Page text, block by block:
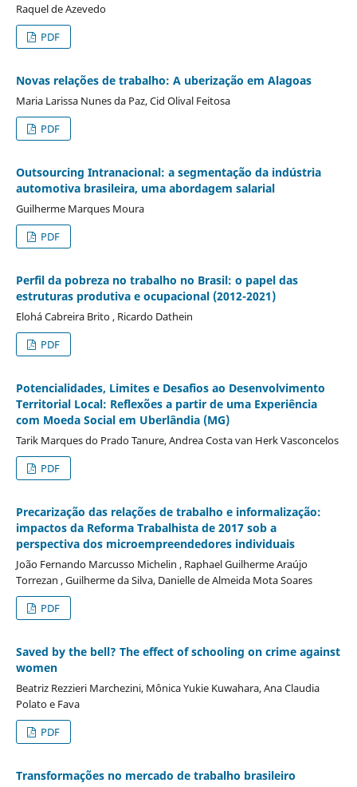
Raquel de Azevedo
PDF
Novas relações de trabalho: A uberização em Alagoas
Maria Larissa Nunes da Paz, Cid Olival Feitosa
PDF
Outsourcing Intranacional: a segmentação da indústria
automotiva brasileira, uma abordagem salarial
Guilherme Marques Moura
PDF
Perfil da pobreza no trabalho no Brasil: o papel das
estruturas produtiva e ocupacional (2012-2021)
Elohá Cabreira Brito , Ricardo Dathein
PDF
Potencialidades, Limites e Desafios ao Desenvolvimento
Territorial Local: Reflexões a partir de uma Experiência
com Moeda Social em Uberlândia (MG)
Tarik Marques do Prado Tanure, Andrea Costa van Herk Vasconcelos
PDF
Precarização das relações de trabalho e informalização:
impactos da Reforma Trabalhista de 2017 sob a
perspectiva dos microempreendedores individuais
João Fernando Marcusso Michelin , Raphael Guilherme Araújo
Torrezan , Guilherme da Silva, Danielle de Almeida Mota Soares
PDF
Saved by the bell? The effect of schooling on crime against
women
Beatriz Rezzieri Marchezini, Mônica Yukie Kuwahara, Ana Claudia
Polato e Fava
PDF
Transformações no mercado de trabalho brasileiro